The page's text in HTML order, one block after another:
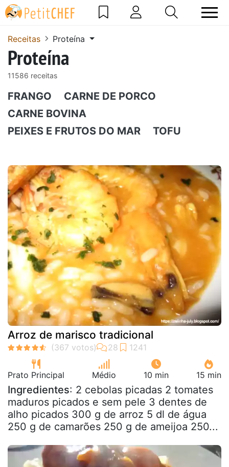
Receitas Proteína
Proteína
11586 receitas
FRANGO
CARNE DE PORCO
CARNE BOVINA
PEIXES E FRUTOS DO MAR
TOFU
Arroz de marisco tradicional
Prato Principal Médio 10 min 15 min
Ingredientes: 2 cebolas picadas 2 tomates
maduros picados e sem pele 3 dentes de
alho picados 300 g de arroz 5 dl de água
250 g de camarões 250 g de ameijoa 250...